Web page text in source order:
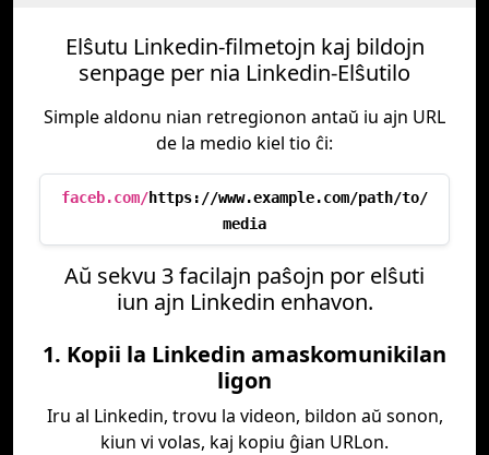
Elŝutu Linkedin-filmetojn kaj bildojn
senpage per nia Linkedin-Elŝutilo
Simple aldonu nian retregionon antaŭ iu ajn URL
de la medio kiel tio ĉi:
faceb.com/https://www.example.com/path/to/
media
Aŭ sekvu 3 facilajn paŝojn por elŝuti
iun ajn Linkedin enhavon.
1. Kopii la Linkedin amaskomunikilan
ligon
Iru al Linkedin, trovu la videon, bildon aŭ sonon,
kiun vi volas, kaj kopiu ĝian URLon.